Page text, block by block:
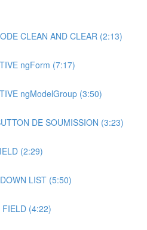
CLEAN AND CLEAR (2:13)
ngForm (7:17)
ngModelGroup (3:50)
DE SOUMISSION (3:23)
(2:29)
LIST (5:50)
(4:22)